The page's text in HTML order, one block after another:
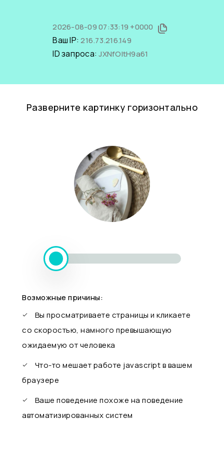
2026-08-09 07:33:19 +0000
Ваш IP:216.73.216.149
ID запроса:JXNfOItH9a61
Разверните картинку горизонтально
Возможные причины:
Вы просматриваете страницы и кликаете
со скоростью, намного превышающую
ожидаемую от человека
Что-то мешает работе javascript в вашем
браузере
Ваше поведение похоже на поведение
автоматизированных систем